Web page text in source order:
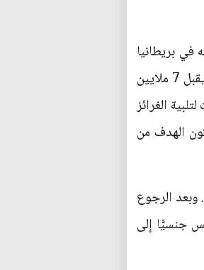
وفي العام نفسه في بريطانيا
وصل المعدل إلى 26، وكان ذلك سبب التأخير في الزواج في المدينة، حتى لم يقبل الكثير منهم الزواج فمثلاً في عام 1911م لم يقبل 7 ملايين
الغرائز
الهدف من
وبعد الرجوع
جنسيًّا إلى